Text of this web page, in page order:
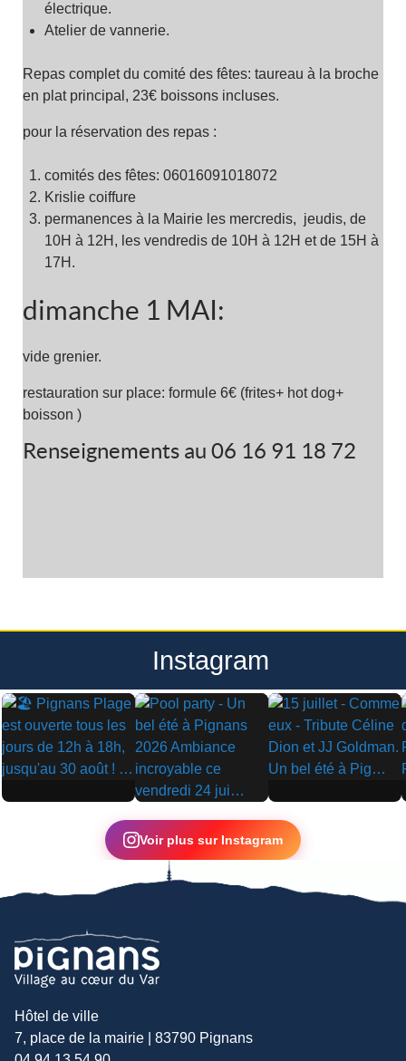
électrique.
Atelier de vannerie.
Repas complet du comité des fêtes: taureau à la broche
en plat principal, 23€ boissons incluses.
pour la réservation des repas :
comités des fêtes: 06016091018072
Krislie coiffure
permanences à la Mairie les mercredis, jeudis, de
10H à 12H, les vendredis de 10H à 12H et de 15H à
17H.
dimanche 1 MAI:
vide grenier.
restauration sur place: formule 6€ (frites+ hot dog+
boisson )
Renseignements au 06 16 91 18 72
Instagram
▶
▶
▶
Voir plus sur Instagram
Hôtel de ville
7, place de la mairie | 83790 Pignans